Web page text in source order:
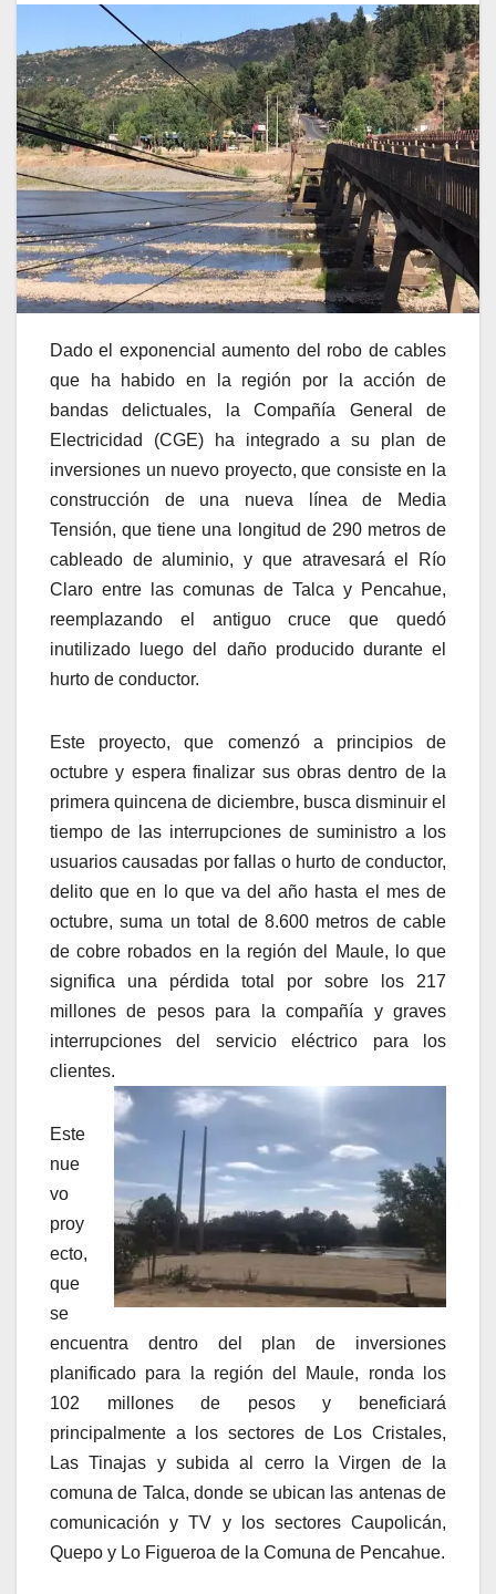
Dado el exponencial aumento del robo de cables
que ha habido en la región por la acción de
bandas delictuales, la Compañía General de
Electricidad (CGE) ha integrado a su plan de
inversiones un nuevo proyecto, que consiste en la
construcción de una nueva línea de Media
Tensión, que tiene una longitud de 290 metros de
cableado de aluminio, y que atravesará el Río
Claro entre las comunas de Talca y Pencahue,
reemplazando el antiguo cruce que quedó
inutilizado luego del daño producido durante el
hurto de conductor.
Este proyecto, que comenzó a principios de
octubre y espera finalizar sus obras dentro de la
primera quincena de diciembre, busca disminuir el
tiempo de las interrupciones de suministro a los
usuarios causadas por fallas o hurto de conductor,
delito que en lo que va del año hasta el mes de
octubre, suma un total de 8.600 metros de cable
de cobre robados en la región del Maule, lo que
significa una pérdida total por sobre los 217
millones de pesos para la compañía y graves
interrupciones del servicio eléctrico para los
clientes.
Este
nue
vo
proy
ecto,
que
se
encuentra dentro del plan de inversiones
planificado para la región del Maule, ronda los
102 millones de pesos y beneficiará
principalmente a los sectores de Los Cristales,
Las Tinajas y subida al cerro la Virgen de la
comuna de Talca, donde se ubican las antenas de
comunicación y TV y los sectores Caupolicán,
Quepo y Lo Figueroa de la Comuna de Pencahue.